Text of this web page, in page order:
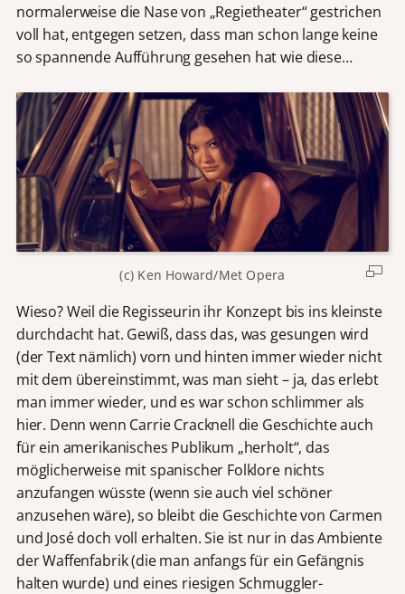
normalerweise die Nase von „Regietheater“ gestrichen
voll hat, entgegen setzen, dass man schon lange keine
so spannende Aufführung gesehen hat wie diese…
(c) Ken Howard/Met Opera
Wieso? Weil die Regisseurin ihr Konzept bis ins kleinste
durchdacht hat. Gewiß, dass das, was gesungen wird
(der Text nämlich) vorn und hinten immer wieder nicht
mit dem übereinstimmt, was man sieht – ja, das erlebt
man immer wieder, und es war schon schlimmer als
hier. Denn wenn Carrie Cracknell die Geschichte auch
für ein amerikanisches Publikum „herholt“, das
möglicherweise mit spanischer Folklore nichts
anzufangen wüsste (wenn sie auch viel schöner
anzusehen wäre), so bleibt die Geschichte von Carmen
und José doch voll erhalten. Sie ist nur in das Ambiente
der Waffenfabrik (die man anfangs für ein Gefängnis
halten wurde) und eines riesigen Schmuggler-